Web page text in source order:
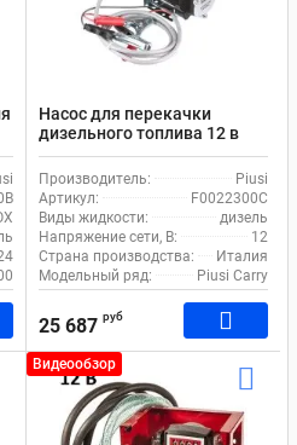
Насос для перекачки
дизельного топлива 12 в
Piusi Carry 3000 F0022300C
Производитель:
Piusi
Артикул:
F0022300C
Виды жидкости:
дизель
Напряжение сети, В:
12
Страна производства:
Италия
Модельный ряд:
Piusi Carry
25 687 руб
Видеообзор